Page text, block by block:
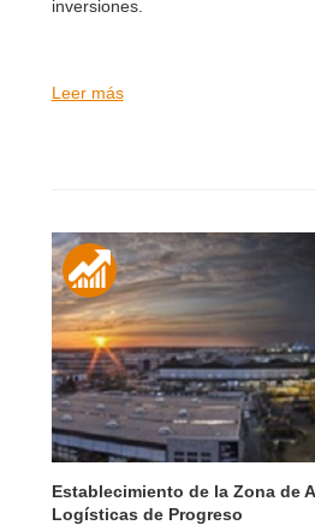
inversiones.
Leer más
Establecimiento de la Zona de
Logísticas de Progreso